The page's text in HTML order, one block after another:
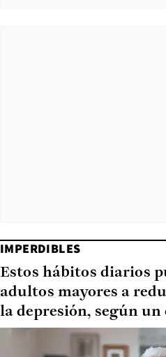
IMPERDIBLES
Estos hábitos diarios
adultos mayores a
la depresión, según un